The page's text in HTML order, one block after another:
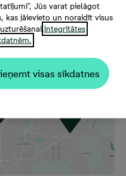
apmeklēt to ieplānotajā
piesardzību, bet arī
tieši Jums.
Jūs varat pielāgot
kas jāievieto un noraidīt visus
Integritātes
visas sīkdatnes